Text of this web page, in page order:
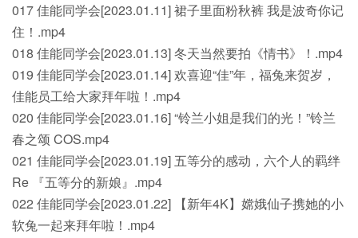
017 佳能同学会[2023.01.11] 裙子里面粉秋裤 我是波奇你记
住！.mp4
018 佳能同学会[2023.01.13] 冬天当然要拍《情书》！.mp4
019 佳能同学会[2023.01.14] 欢喜迎“佳”年，福兔来贺岁，
佳能员工给大家拜年啦！.mp4
020 佳能同学会[2023.01.16] “铃兰小姐是我们的光！”铃兰
春之颂 COS.mp4
021 佳能同学会[2023.01.19] 五等分的感动，六个人的羁绊
Re 『五等分的新娘』.mp4
022 佳能同学会[2023.01.22] 【新年4K】嫦娥仙子携她的小
软兔一起来拜年啦！.mp4